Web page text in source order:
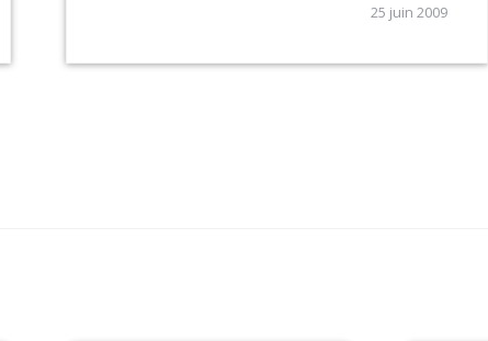
25 juin 2009